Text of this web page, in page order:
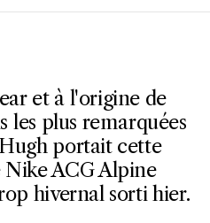
et à l'origine de
les plus remarquées
portait cette
Nike ACG Alpine
hivernal sorti hier.